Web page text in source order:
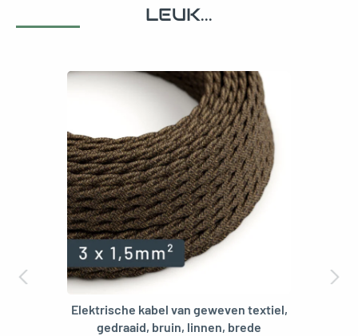
LEUK...
Elektrische kabel van geweven textiel,
gedraaid, bruin, linnen, brede